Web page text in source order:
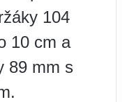
104
10 cm a
89 mm s